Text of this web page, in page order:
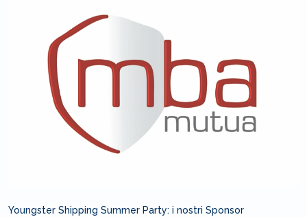
Youngster Shipping Summer Party: i nostri Sponsor